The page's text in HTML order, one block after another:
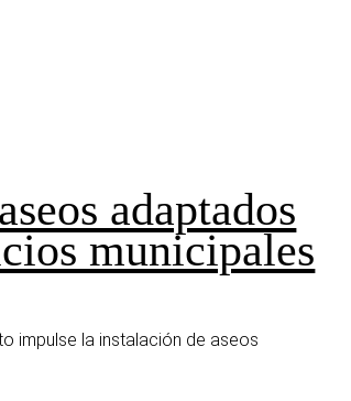
adaptados
municipales
impulse la instalación de aseos